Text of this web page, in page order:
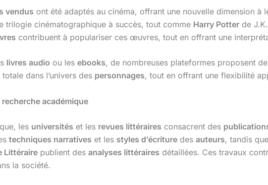
vendus ont été adaptés au cinéma, offrant une nouvelle dimension à
trilogie cinématographique à succès, tout comme Harry Potter de
contribuent à populariser ces œuvres, tout en offrant une
livres audio ou les ebooks, de nombreuses plateformes proposent
dans l’univers des personnages, tout en offrant une flexibilité
académique
les universités et les revues littéraires consacrent des
techniques narratives et les styles d’écriture des auteurs, tandis
Littéraire publient des analyses littéraires détaillées. Ces travaux
la société.